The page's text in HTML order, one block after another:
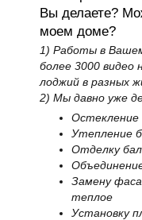
Вы делаете?
моем доме?
1) Работы в
более 3000 видео
лоджий в разных
2) Мы давно уже
Остекление
Утепление
Отделку
Замену
теплое
Установку